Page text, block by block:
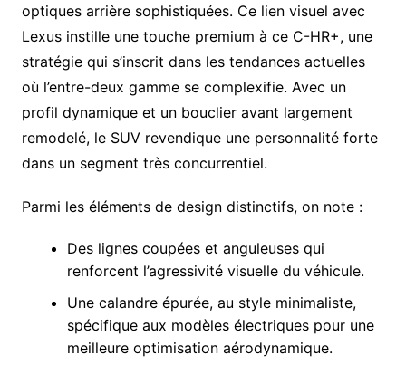
optiques arrière sophistiquées. Ce lien visuel avec
Lexus instille une touche premium à ce C-HR+, une
stratégie qui s’inscrit dans les tendances actuelles
où l’entre-deux gamme se complexifie. Avec un
profil dynamique et un bouclier avant largement
remodelé, le SUV revendique une personnalité forte
dans un segment très concurrentiel.
Parmi les éléments de design distinctifs, on note :
Des lignes coupées et anguleuses qui
renforcent l’agressivité visuelle du véhicule.
Une calandre épurée, au style minimaliste,
spécifique aux modèles électriques pour une
meilleure optimisation aérodynamique.